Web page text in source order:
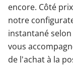
encore. Côté
notre
instantané
vous
de l'achat à la